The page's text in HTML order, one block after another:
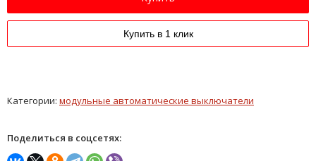
Купить в 1 клик
Категории: модульные автоматические выключатели
Поделиться в соцсетях: